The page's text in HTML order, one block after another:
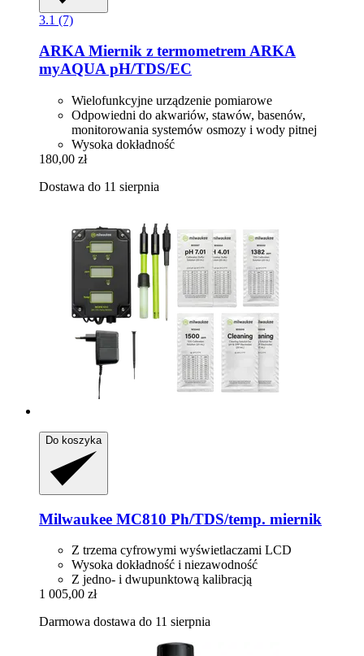
3.1 (7)
ARKAMiernik z termometrem ARKA
myAQUA pH/TDS/EC
Wielofunkcyjne urządzenie pomiarowe
Odpowiedni do akwariów, stawów, basenów,
monitorowania systemów osmozy i wody pitnej
Wysoka dokładność
180,00 zł
Dostawa do 11 sierpnia
Do koszyka
Milwaukee MC810 Ph/TDS/temp. miernik
Z trzema cyfrowymi wyświetlaczami LCD
Wysoka dokładność i niezawodność
Z jedno- i dwupunktową kalibracją
1 005,00 zł
Darmowa dostawa do 11 sierpnia